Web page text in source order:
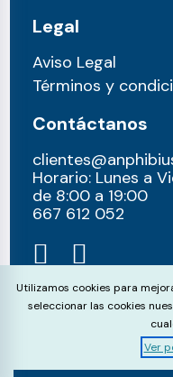
Legal
Aviso Legal
Términos y
Contáctanos
Horario: Lunes a
de 8:00 a 19:00
667 612 052​
©
Cookie
Utilizamos cookies para
seleccionar las cookies
Ver